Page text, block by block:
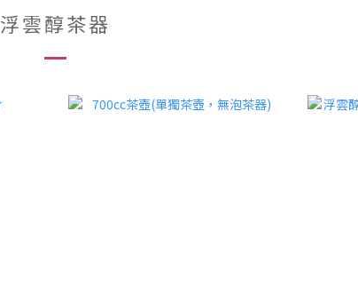
浮雲醇茶器